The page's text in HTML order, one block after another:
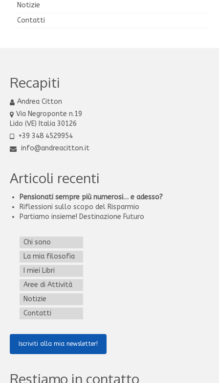
Notizie
Contatti
Recapiti
Andrea Citton
Via Negroponte n.19
Lido (VE) Italia 30126
+39 348 4529954
info@andreacitton.it
Articoli recenti
Pensionati sempre più numerosi… e adesso?
Riflessioni sullo scopo del Risparmio
Partiamo insieme! Destinazione Futuro
Chi sono
La mia filosofia
I miei Libri
Aree di Attività
Notizie
Contatti
Iscriviti alla mia newsletter!
Restiamo in contatto